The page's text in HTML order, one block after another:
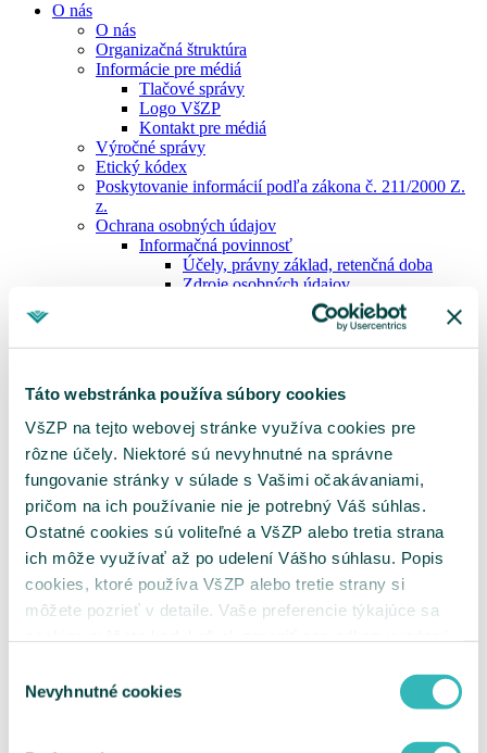
Táto webstránka používa súbory cookies
VšZP na tejto webovej stránke využíva cookies pre
rôzne účely. Niektoré sú nevyhnutné na správne
fungovanie stránky v súlade s Vašimi očakávaniami,
pričom na ich používanie nie je potrebný Váš súhlas.
Ostatné cookies sú voliteľné a VšZP alebo tretia strana
ich môže využívať až po udelení Vášho súhlasu. Popis
cookies, ktoré používa VšZP alebo tretie strany si
môžete pozrieť v detaile. Vaše preferencie týkajúce sa
súhlasu
Nevyhnutné cookies
O nás
O nás
Organizačná štruktúra
Informácie pre médiá
Tlačové správy
Logo VšZP
Kontakt pre médiá
Výročné správy
Etický kódex
Poskytovanie informácií podľa zákona č. 211/2000 Z.
z.
Ochrana osobných údajov
Informačná povinnosť
Účely, právny základ, retenčná doba
Zdroje osobných údajov
Prenos osobných údajov do tretích krajín
Informácie o spracúvaní osobných údajov
pri poskytovaní benefitov
Informácie o spracúvaní osobných údajov
dodávateľov tovarov a služieb
Informácie o spracúvaní osobných údajov
pri poskytovaní eSlužieb
Informácie o spracúvaní osobných údajov
cookies
Informácie o spracúvaní osobných údajov
pri nahrávaní telefonických hovorov
Informačná povinnosť – zamestnanci
Účely, právny základ, retenčná doba